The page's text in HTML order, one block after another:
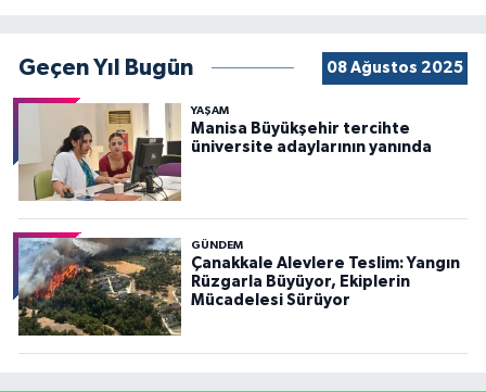
Geçen Yıl Bugün 08 Ağustos 2025
YAŞAM
Manisa Büyükşehir tercihte
üniversite adaylarının yanında
GÜNDEM
Çanakkale Alevlere Teslim: Yangın
Rüzgarla Büyüyor, Ekiplerin
Mücadelesi Sürüyor